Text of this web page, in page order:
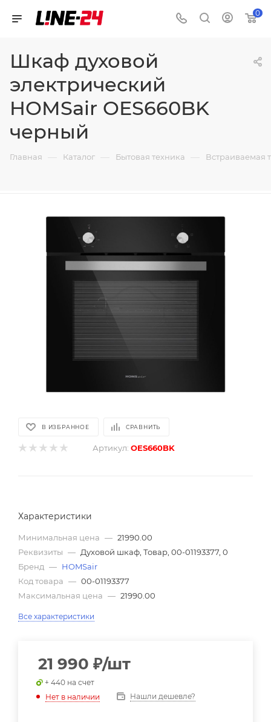
0
Шкаф духовой
электрический
HOMSair OES660BK
черный
Главная — Каталог — Бытовая техника — Встраиваемая
В ИЗБРАННОЕ СРАВНИТЬ
Артикул: OES660BK
Характеристики
Минимальная цена — 21990.00
Реквизиты — Духовой шкаф, Товар, 00-01193377, 0
Бренд — HOMSair
Код товара — 00-01193377
Максимальная цена — 21990.00
Все характеристики
21 990 ₽/шт
+ 440 на счет
Нет в наличии
Нашли дешевле?